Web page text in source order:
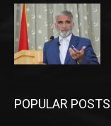
POPULAR POSTS